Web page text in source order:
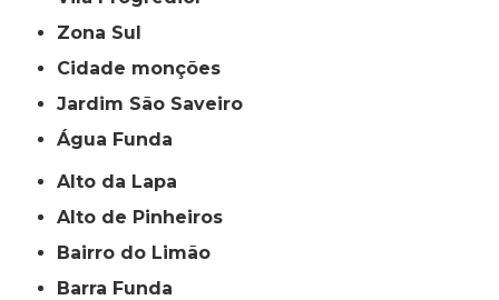
Zona Sul
cidade monções
jardim São Saveiro
Água Funda
Alto da Lapa
Alto de Pinheiros
Bairro do Limão
Barra Funda